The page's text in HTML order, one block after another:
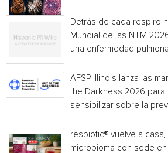
Detrás de cada respiro
Mundial de las NTM
una enfermedad
AFSP Illinois lanza las
the Darkness 2026
sensibilizar sobre la
resbiotic® vuelve a casa,
microbioma con sede en